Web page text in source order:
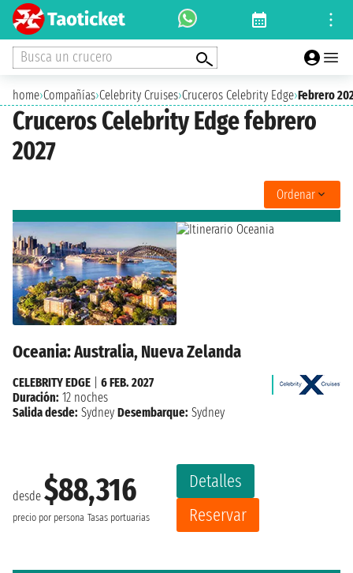
Busca un crucero
home›Compañías›Celebrity Cruises›Cruceros Celebrity Edge›Febrero
Cruceros Celebrity Edge febrero
2027
Ordenar
Oceania: Australia, Nueva Zelanda
desde $88,316
precio por persona Tasas portuarias
Detalles
Reservar
CELEBRITY EDGE
6 FEB. 2027
Duración: 12 noches
Salida desde: Sydney Desembarque: Sydney